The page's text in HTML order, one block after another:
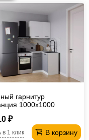
гарнитур
1000х1000
₽
В корзину
в 1 клик